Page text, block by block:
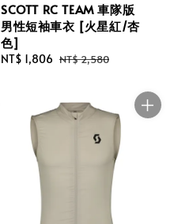
SCOTT RC TEAM 車隊版
男性短袖車衣 [火星紅/杏
色]
Sale
NT$ 1,806 Regular
NT$ 2,580